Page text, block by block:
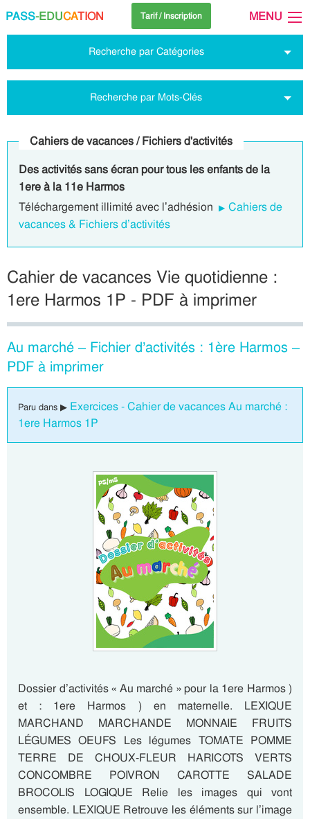
PASS-EDUCATION Tarif / Inscription MENU
Recherche par Catégories
Recherche par Mots-Clés
Cahiers de vacances / Fichiers d'activités
Des activités sans écran pour tous les enfants de la
1ere à la 11e Harmos
Téléchargement illimité avec l’adhésion
Cahiers de
vacances & Fichiers d’activités
Cahier de vacances Vie quotidienne :
1ere Harmos 1P - PDF à imprimer
Au marché – Fichier d’activités : 1ère Harmos –
PDF à imprimer
Paru dans ▶ Exercices - Cahier de vacances Au marché :
1ere Harmos 1P
Dossier d’activités « Au marché » pour la 1ere Harmos )
et : 1ere Harmos ) en maternelle. LEXIQUE
MARCHAND MARCHANDE MONNAIE FRUITS
LÉGUMES OEUFS Les légumes TOMATE POMME
TERRE DE CHOUX-FLEUR HARICOTS VERTS
CONCOMBRE POIVRON CAROTTE SALADE
BROCOLIS LOGIQUE Relie les images qui vont
ensemble. LEXIQUE Retrouve les éléments sur l’image